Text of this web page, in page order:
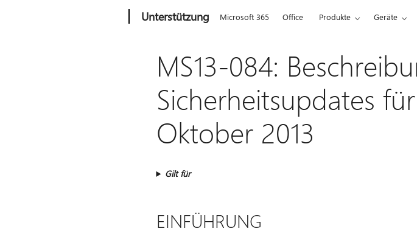
Unterstützung Microsoft 365 Office Produkte Geräte
MS13-084:
Sicherheitsupdates
Oktober 2013
Gilt für
EINFÜHRUNG